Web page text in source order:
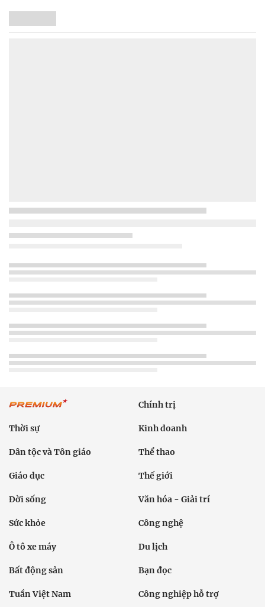
Chính trị
Thời sự Kinh doanh
Dân tộc và Tôn giáo Thể thao
Giáo dục Thế giới
Đời sống Văn hóa - Giải trí
Sức khỏe Công nghệ
Ô tô xe máy Du lịch
Bất động sản Bạn đọc
Tuần Việt Nam Công nghiệp hỗ trợ